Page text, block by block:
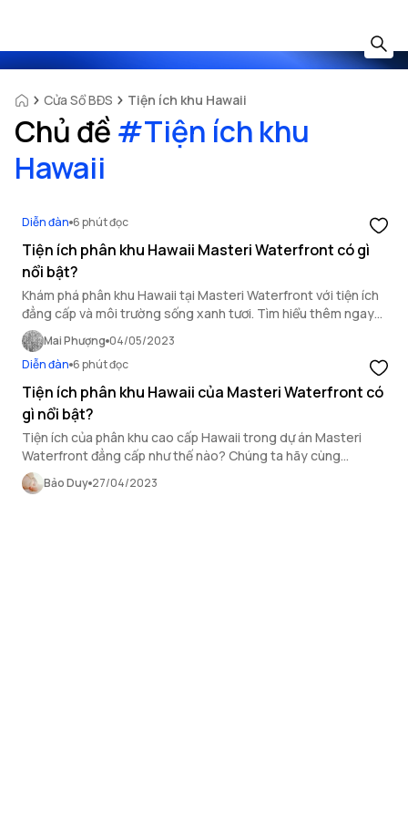
Cửa Sổ BĐS Tiện ích khu Hawaii
Chủ đề #Tiện ích khu
Hawaii
Diễn đàn 6 phút đọc
Tiện ích phân khu Hawaii Masteri Waterfront có gì
nổi bật?
Khám phá phân khu Hawaii tại Masteri Waterfront với tiện ích
đẳng cấp và môi trường sống xanh tươi. Tìm hiểu thêm ngay
trong bài viết này!
Mai Phượng 04/05/2023
Diễn đàn 6 phút đọc
Tiện ích phân khu Hawaii của Masteri Waterfront có
gì nổi bật?
Tiện ích của phân khu cao cấp Hawaii trong dự án Masteri
Waterfront đẳng cấp như thế nào? Chúng ta hãy cùng
OneHousing điểm qua một số tiện ích trong bài viết dưới đây.
Bảo Duy 27/04/2023